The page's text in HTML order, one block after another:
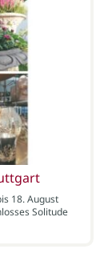
18. August
Solitude